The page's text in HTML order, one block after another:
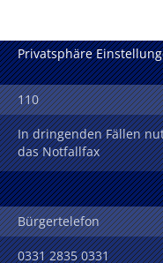
Privatsphäre
110
In dringenden Fällen
das Notfallfax
Bürgertelefon
0331 2835 0331